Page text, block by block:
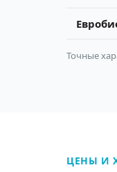
Точные
ЦЕНЫ И